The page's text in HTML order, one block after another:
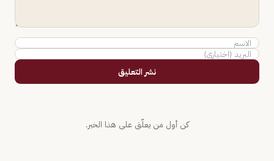
نشر التعليق
كن أول من يعلّق على هذا الخبر.